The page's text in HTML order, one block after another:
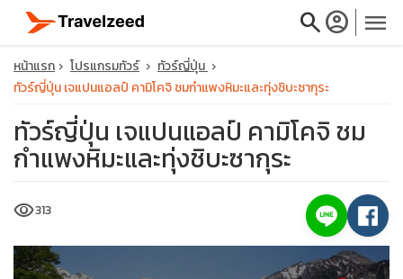
searchaccount_circle menu
travel_explore
calendar_month
หน้าแรก โปรแกรมทัวร์
ทัวร์ญี่ปุ่น
ทัวร์ญี่ปุ่น เจแปนแอลป์ คามิโคจิ ชมกำแพงหิมะและทุ่งชิบะซากุระ
ทัวร์ญี่ปุ่น เจแปนแอลป์ คามิโคจิ ชม
กำแพงหิมะและทุ่งชิบะซากุระ
visibility313